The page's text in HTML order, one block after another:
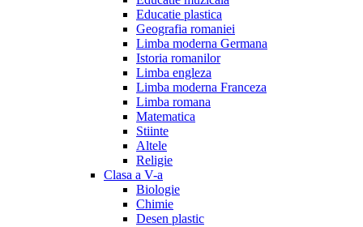
Educatie plastica
Geografia romaniei
Limba moderna Germana
Istoria romanilor
Limba engleza
Limba moderna Franceza
Limba romana
Matematica
Stiinte
Altele
Religie
Clasa a V-a
Biologie
Chimie
Desen plastic